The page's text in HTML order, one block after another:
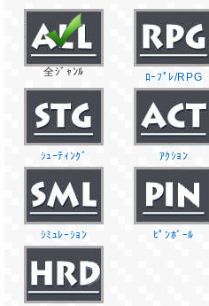
全ｼﾞｬﾝﾙ ﾛｰﾌﾟﾚ/RPG
ｼｭｰﾃｨﾝｸﾞ ｱｸｼｮﾝ
ｼﾐｭﾚｰｼｮﾝ ﾋﾟﾝﾎﾞｰﾙ